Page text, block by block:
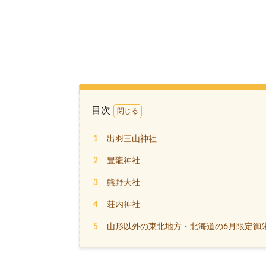
目次
1 出羽三山神社
2 豊龍神社
3 熊野大社
4 荘内神社
5 山形以外の東北地方・北海道の6月限定御